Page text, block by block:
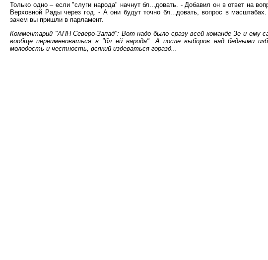
Только одно – если "слуги народа" начнут бл...довать. - Добавил он в ответ на
Верховной Рады через год. - А они будут точно бл...довать, вопрос в
зачем вы пришли в парламент.
Комментарий "АПН Северо-Запад": Вот надо было сразу всей команде Зе и ему
вообще переименоваться в "бл..ей народа". А после выборов над бедными
молодость и честность, всякий издеваться горазд...